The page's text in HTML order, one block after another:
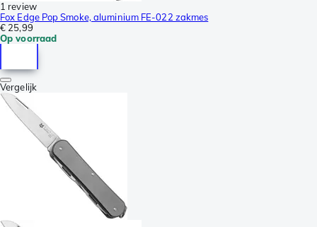
1 review
Fox Edge Pop Smoke, aluminium FE-022 zakmes
€ 25,99
Op voorraad
Vergelijk